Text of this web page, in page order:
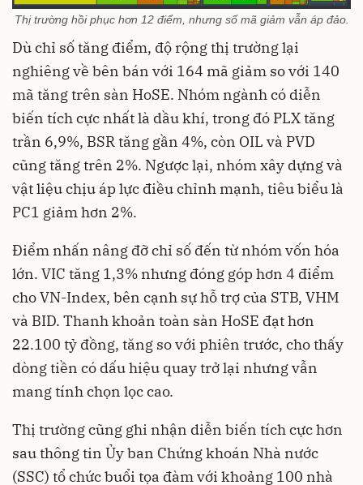
Thị trường hồi phục hơn 12 điểm, nhưng số mã giảm vẫn áp đảo.
Dù chỉ số tăng điểm, độ rộng thị trường lại
nghiêng về bên bán với 164 mã giảm so với 140
mã tăng trên sàn HoSE. Nhóm ngành có diễn
biến tích cực nhất là dầu khí, trong đó PLX tăng
trần 6,9%, BSR tăng gần 4%, còn OIL và PVD
cũng tăng trên 2%. Ngược lại, nhóm xây dựng và
vật liệu chịu áp lực điều chỉnh mạnh, tiêu biểu là
PC1 giảm hơn 2%.
Điểm nhấn nâng đỡ chỉ số đến từ nhóm vốn hóa
lớn. VIC tăng 1,3% nhưng đóng góp hơn 4 điểm
cho VN-Index, bên cạnh sự hỗ trợ của STB, VHM
và BID. Thanh khoản toàn sàn HoSE đạt hơn
22.100 tỷ đồng, tăng so với phiên trước, cho thấy
dòng tiền có dấu hiệu quay trở lại nhưng vẫn
mang tính chọn lọc cao.
Thị trường cũng ghi nhận diễn biến tích cực hơn
sau thông tin Ủy ban Chứng khoán Nhà nước
(SSC) tổ chức buổi tọa đàm với khoảng 100 nhà